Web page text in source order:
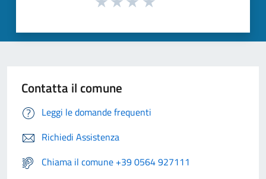
Contatta il comune
Leggi le domande frequenti
Richiedi Assistenza
Chiama il comune +39 0564 927111